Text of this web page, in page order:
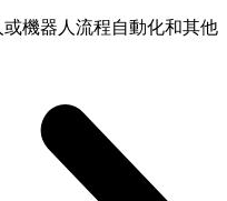
機器人流程自動化和其他